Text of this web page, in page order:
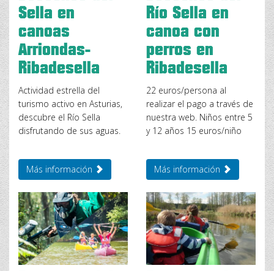
Sella en
canoas
Arriondas-
Ribadesella
Actividad estrella del
turismo activo en Asturias,
descubre el Río Sella
disfrutando de sus aguas.
Más información
Río Sella en
canoa con
perros en
Ribadesella
22 euros/persona al
realizar el pago a través de
nuestra web. Niños entre 5
y 12 años 15 euros/niño
Más información